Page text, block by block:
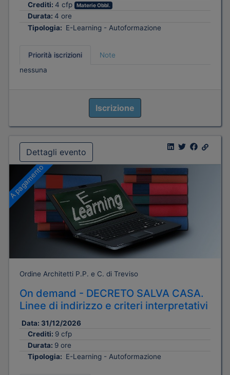
Crediti: 4 cfp Materie Obbl.
Durata: 4 ore
Tipologia: E-Learning - Autoformazione
Priorità iscrizioni
Note
nessuna
Iscrizione
Dettagli evento
A pagamento
Ordine Architetti P.P. e C. di Treviso
On demand - DECRETO SALVA CASA.
Linee di indirizzo e criteri interpretativi
Data: 31/12/2026
Crediti: 9 cfp
Durata: 9 ore
Tipologia: E-Learning - Autoformazione